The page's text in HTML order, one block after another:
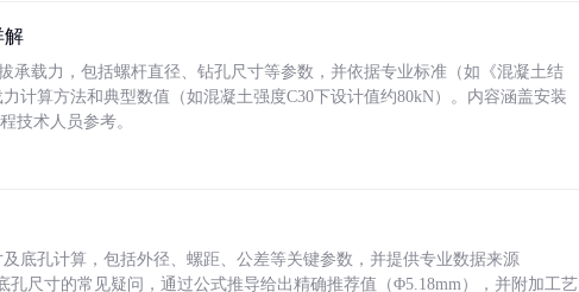
解
承载力，包括螺杆直径、钻孔尺寸等参数，并依据专业标准（如《混凝土结
计算方法和典型数值（如混凝土强度C30下设计值约80kN）。内容涵盖安装
技术人员参考。
底孔计算，包括外径、螺距、公差等关键参数，并提供专业数据来源
孔尺寸的常见疑问，通过公式推导给出精确推荐值（Φ5.18mm），并附加工艺